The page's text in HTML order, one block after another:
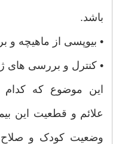
باشد.
• بیوپسی از ماهیچه
• کنترل و بررسی های
این موضوع که
علائم و قطعیت این
وضعیت کودک و صلاح